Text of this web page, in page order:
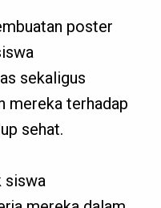
poster
sekaligus
mereka terhadap
sehat.
siswa